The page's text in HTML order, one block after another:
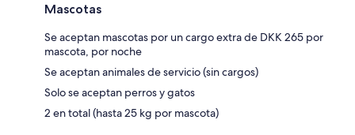
Mascotas
Se aceptan mascotas por un cargo extra de DKK 265 por
mascota, por noche
Se aceptan animales de servicio (sin cargos)
Solo se aceptan perros y gatos
2 en total (hasta 25 kg por mascota)